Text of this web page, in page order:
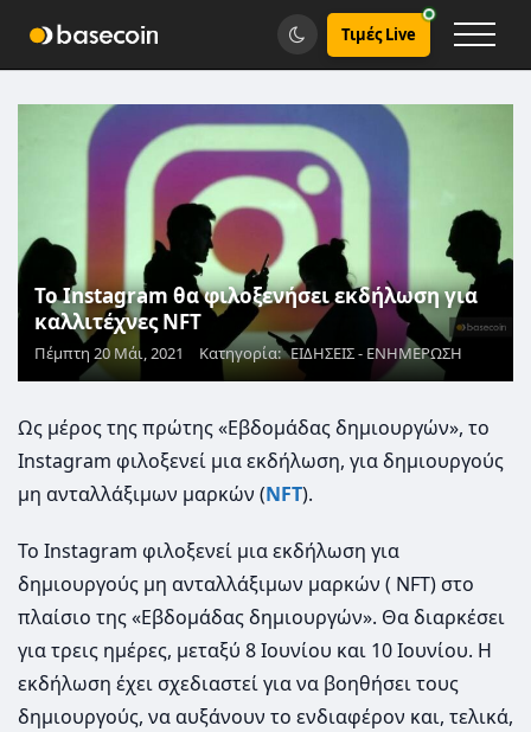
Τιμές Live
Το Instagram θα φιλοξενήσει εκδήλωση για
καλλιτέχνες NFT
Πέμπτη 20 Μάι, 2021 Κατηγορία: ΕΙΔΗΣΕΙΣ - ΕΝΗΜΕΡΩΣΗ
Ως μέρος της πρώτης «Εβδομάδας δημιουργών», το
Instagram φιλοξενεί μια εκδήλωση, για δημιουργούς
μη ανταλλάξιμων μαρκών (NFT).
Το Instagram φιλοξενεί μια εκδήλωση για
δημιουργούς μη ανταλλάξιμων μαρκών ( NFT) στο
πλαίσιο της «Εβδομάδας δημιουργών». Θα διαρκέσει
για τρεις ημέρες, μεταξύ 8 Ιουνίου και 10 Ιουνίου. Η
εκδήλωση έχει σχεδιαστεί για να βοηθήσει τους
δημιουργούς, να αυξάνουν το ενδιαφέρον και, τελικά,